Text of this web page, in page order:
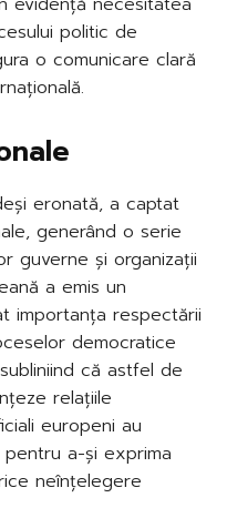
politic de
o comunicare clară
eronată, a captat
generând o serie
guverne și organizații
a emis un
importanța respectării
democratice
că astfel de
relațiile
europeni au
a-și exprima
neînțelegere